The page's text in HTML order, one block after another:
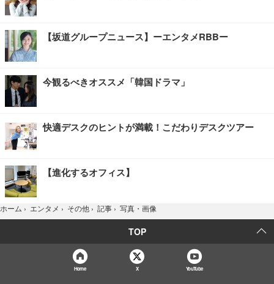
【坂道グループニュース】ーエンタメRBBー
今観るべきオススメ「韓国ドラマ」
快適デスクのヒントが満載！こだわりデスクツアー
【進化するオフィス】
ホーム › エンタメ › その他 › 記事 › 写真・画像
TOP
Home X YouTube